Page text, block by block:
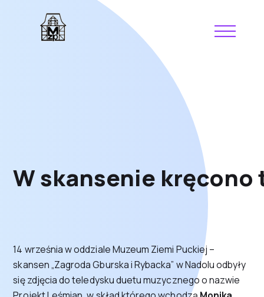
W skansenie
14 września w oddziale Muzeum Ziemi Puckiej –
skansen „Zagroda Gburska i Rybacka” w Nadolu odbyły
się zdjęcia do teledysku duetu muzycznego o nazwie